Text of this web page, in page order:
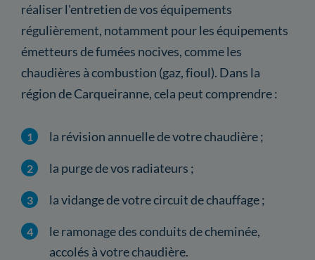
réaliser l'entretien de vos équipements
régulièrement, notamment pour les équipements
émetteurs de fumées nocives, comme les
chaudières à combustion (gaz, fioul). Dans la
région de Carqueiranne, cela peut comprendre :
la révision annuelle de votre chaudière ;
la purge de vos radiateurs ;
la vidange de votre circuit de chauffage ;
le ramonage des conduits de cheminée,
accolés à votre chaudière.